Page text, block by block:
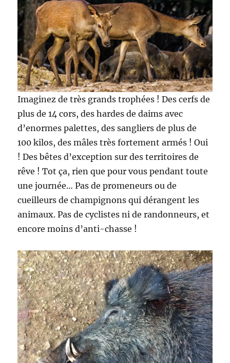
Imaginez de très grands trophées ! Des cerfs de
plus de 14 cors, des hardes de daims avec
d’enormes palettes, des sangliers de plus de
100 kilos, des mâles très fortement armés ! Oui
! Des bêtes d’exception sur des territoires de
rêve ! Tot ça, rien que pour vous pendant toute
une journée… Pas de promeneurs ou de
cueilleurs de champignons qui dérangent les
animaux. Pas de cyclistes ni de randonneurs, et
encore moins d’anti-chasse !